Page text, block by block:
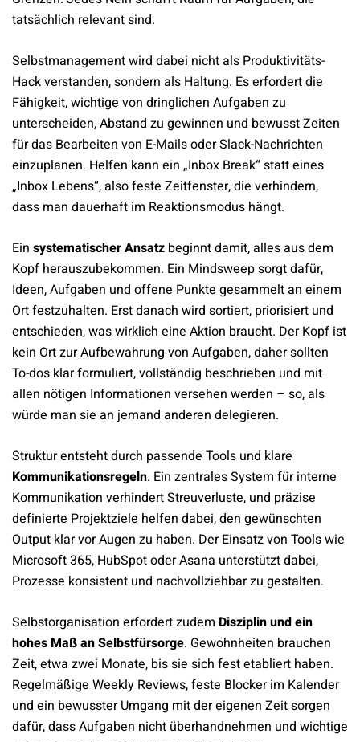
tatsächlich relevant sind.
Selbstmanagement wird dabei nicht als Produktivitäts-
Hack verstanden, sondern als Haltung. Es erfordert die
Fähigkeit, wichtige von dringlichen Aufgaben zu
unterscheiden, Abstand zu gewinnen und bewusst Zeiten
für das Bearbeiten von E-Mails oder Slack-Nachrichten
einzuplanen. Helfen kann ein „Inbox Break“ statt eines
„Inbox Lebens“, also feste Zeitfenster, die verhindern,
dass man dauerhaft im Reaktionsmodus hängt.
Ein systematischer Ansatz beginnt damit, alles aus dem
Kopf herauszubekommen. Ein Mindsweep sorgt dafür,
Ideen, Aufgaben und offene Punkte gesammelt an einem
Ort festzuhalten. Erst danach wird sortiert, priorisiert und
entschieden, was wirklich eine Aktion braucht. Der Kopf ist
kein Ort zur Aufbewahrung von Aufgaben, daher sollten
To-dos klar formuliert, vollständig beschrieben und mit
allen nötigen Informationen versehen werden – so, als
würde man sie an jemand anderen delegieren.
Struktur entsteht durch passende Tools und klare
Kommunikationsregeln. Ein zentrales System für interne
Kommunikation verhindert Streuverluste, und präzise
definierte Projektziele helfen dabei, den gewünschten
Output klar vor Augen zu haben. Der Einsatz von Tools wie
Microsoft 365, HubSpot oder Asana unterstützt dabei,
Prozesse konsistent und nachvollziehbar zu gestalten.
Selbstorganisation erfordert zudem Disziplin und ein
hohes Maß an Selbstfürsorge. Gewohnheiten brauchen
Zeit, etwa zwei Monate, bis sie sich fest etabliert haben.
Regelmäßige Weekly Reviews, feste Blocker im Kalender
und ein bewusster Umgang mit der eigenen Zeit sorgen
dafür, dass Aufgaben nicht überhandnehmen und wichtige